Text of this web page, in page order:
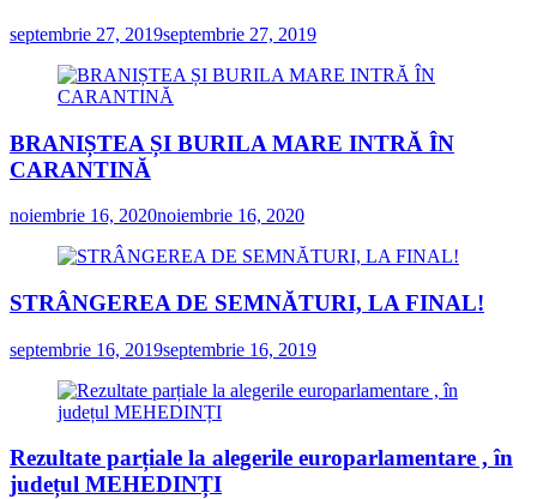
septembrie 27, 2019septembrie 27, 2019
BRANIȘTEA ȘI BURILA MARE INTRĂ ÎN
CARANTINĂ
noiembrie 16, 2020noiembrie 16, 2020
STRÂNGEREA DE SEMNĂTURI, LA FINAL!
septembrie 16, 2019septembrie 16, 2019
Rezultate parțiale la alegerile europarlamentare , în
județul MEHEDINȚI